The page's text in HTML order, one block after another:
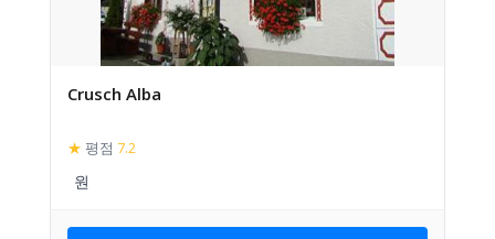
Crusch Alba
★ 평점 7.2